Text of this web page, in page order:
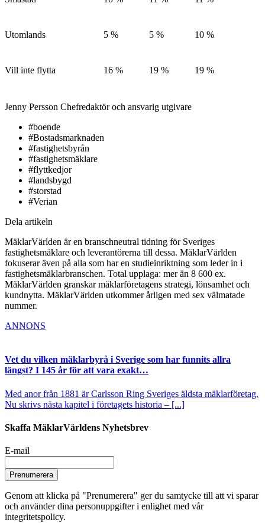
Utomlands 5 % 5 % 10 %
Vill inte flytta 16 % 19 % 19 %
Jenny Persson Chefredaktör och ansvarig utgivare
#boende
#Bostadsmarknaden
#fastighetsbyrån
#fastighetsmäklare
#flyttkedjor
#landsbygd
#storstad
#Verian
Dela artikeln
MäklarVärlden är en branschneutral tidning för Sveriges
fastighetsmäklare och leverantörerna till dessa. MäklarVärlden
fokuserar även på alla som har en studieinriktning som leder in i
fastighetsmäklarbranschen. Total upplaga: mer än 8 600 ex.
MäklarVärlden granskar mäklarföretagens strategi, lönsamhet och
kundnytta. MäklarVärlden utkommer årligen med sex välmatade
nummer.
ANNONS
Vet du vilken mäklarbyrå i Sverige som har funnits allra
längst? I 145 år för att vara exakt…
Med anor från 1881 är Carlsson Ring Sveriges äldsta mäklarföretag.
Nu skrivs nästa kapitel i företagets historia – [...]
Skaffa MäklarVärldens Nyhetsbrev
E-mail
Prenumerera
Genom att klicka på "Prenumerera" ger du samtycke till att vi sparar
och använder dina personuppgifter i enlighet med vår
integritetspolicy.